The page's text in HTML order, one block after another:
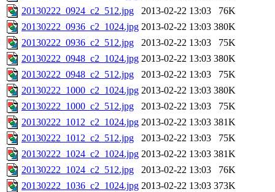
20130222_0924_c2_512.jpg
2013-02-22 13:03
76K
20130222_0936_c2_1024.jpg 2013-02-22 13:03 380K
20130222_0936_c2_512.jpg
2013-02-22 13:03
75K
20130222_0948_c2_1024.jpg 2013-02-22 13:03 380K
20130222_0948_c2_512.jpg
2013-02-22 13:03
75K
20130222_1000_c2_1024.jpg 2013-02-22 13:03 380K
20130222_1000_c2_512.jpg
2013-02-22 13:03
75K
20130222_1012_c2_1024.jpg 2013-02-22 13:03 381K
20130222_1012_c2_512.jpg
2013-02-22 13:03
75K
20130222_1024_c2_1024.jpg 2013-02-22 13:03 381K
20130222_1024_c2_512.jpg
2013-02-22 13:03
76K
20130222_1036_c2_1024.jpg 2013-02-22 13:03 373K